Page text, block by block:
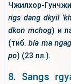
Чжилхор-
rigs dang dkyil
dkon mchog) и
(тиб.bla ma
po) (23 лл.).
8. Sangs